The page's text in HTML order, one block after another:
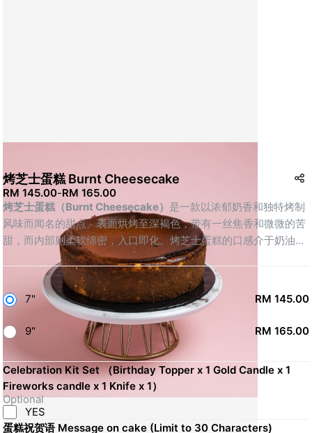
烤芝士蛋糕 Burnt Cheesecake
RM 145.00-RM 165.00
烤芝士蛋糕（Burnt Cheesecake） 是一款以浓郁奶香和独特烤制
风味而闻名的甜点。表面烘烤至深褐色，带有一丝焦香和微微的苦
甜，而内部则柔软绵密，入口即化。烤芝士蛋糕的口感介于奶油与
乳酪之间，既浓郁又不失轻盈。其焦香的外壳与丝滑的内层形成了
极具层次的对比，既满足了对奶香的追求，又带来了一丝特别的焦
糖风味。适合在常温或微冷的状态下品尝，每一口都让人回味无
穷，是一款经典而极简的烘焙美味。
7" RM 145.00
9" RM 165.00
Celebration Kit Set （Birthday Topper x 1 Gold Candle x 1
Fireworks candle x 1 Knife x 1）
Optional
YES
蛋糕祝贺语 Message on cake (Limit to 30 Characters)